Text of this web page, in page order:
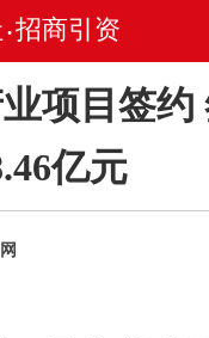
• 招商引资
项目签约
亿元